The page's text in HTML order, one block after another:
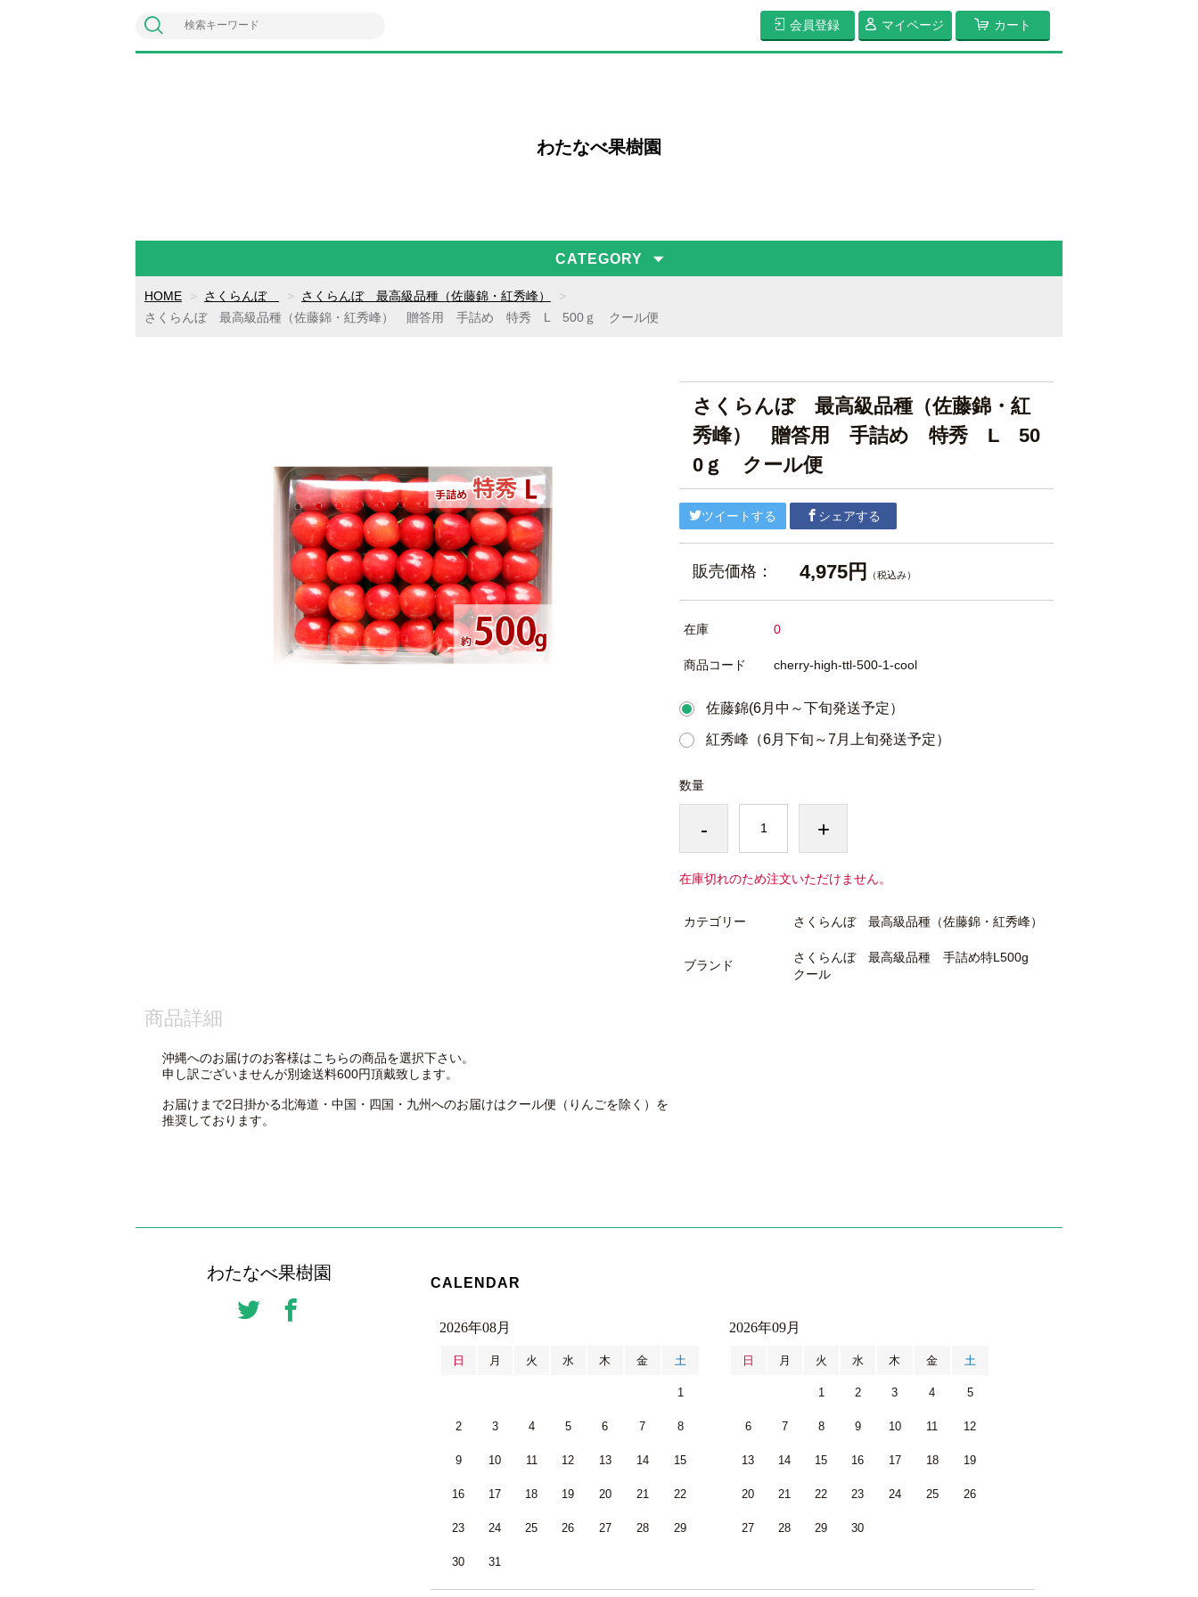
わたなべ果樹園
会員登録 マイページ カート
CATEGORY
HOME さくらんぼ
さくらんぼ 最高級品種（佐藤錦・紅秀峰）
さくらんぼ 最高級品種（佐藤錦・紅秀峰） 贈答用 手詰め 特秀 L 500ｇ クール便
さくらんぼ 最高級品種（佐藤錦・紅
秀峰） 贈答用 手詰め 特秀 L 50
0ｇ クール便
ツイートする シェアする
販売価格： 4,975円 （税込み）
在庫 0
商品コード cherry-high-ttl-500-1-cool
佐藤錦(6月中～下旬発送予定）
紅秀峰（6月下旬～7月上旬発送予定）
数量
- +
在庫切れのため注文いただけません。
カテゴリー さくらんぼ 最高級品種（佐藤錦・紅秀峰）
ブランド
さくらんぼ 最高級品種 手詰め特L500g
クール
商品詳細
沖縄へのお届けのお客様はこちらの商品を選択下さい。
申し訳ございませんが別途送料600円頂戴致します。
お届けまで2日掛かる北海道・中国・四国・九州へのお届けはクール便（りんごを除く）を
推奨しております。
わたなべ果樹園
CALENDAR
2026年08月
日 月 火 水 木 金 土
1
2 3 4 5 6 7 8
9 10 11 12 13 14 15
16 17 18 19 20 21 22
23 24 25 26 27 28 29
30 31
2026年09月
日 月 火 水 木 金 土
1 2 3 4 5
6 7 8 9 10 11 12
13 14 15 16 17 18 19
20 21 22 23 24 25 26
27 28 29 30